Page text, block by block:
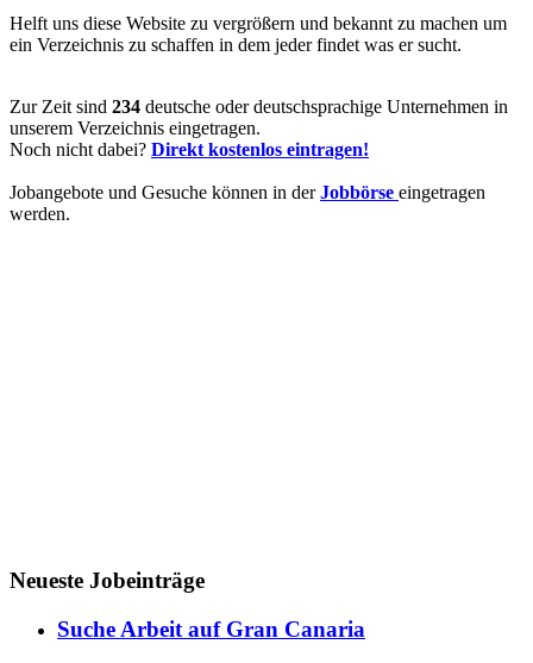
Helft uns diese Website zu vergrößern und bekannt zu machen um
ein Verzeichnis zu schaffen in dem jeder findet was er sucht.
Zur Zeit sind 234 deutsche oder deutschsprachige Unternehmen in
unserem Verzeichnis eingetragen.
Noch nicht dabei? Direkt kostenlos eintragen!
Jobangebote und Gesuche können in derJobbörse eingetragen
werden.
Neueste Jobeinträge
Suche Arbeit auf Gran Canaria